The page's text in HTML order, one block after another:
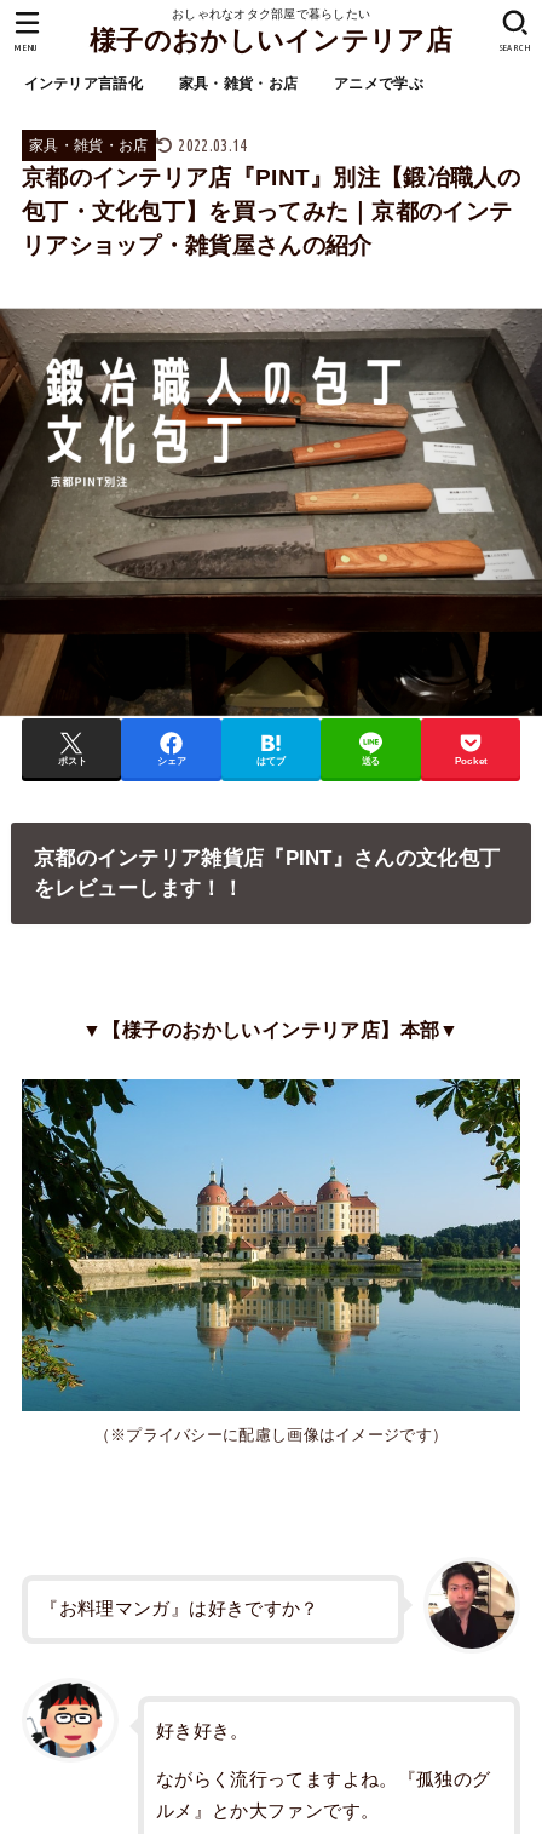
おしゃれなオタク部屋で暮らしたい
様子のおかしいインテリア店
インテリア言語化 家具・雑貨・お店 アニメで学ぶ
SEARCH
MENU
家具・雑貨・お店 2022.03.14
京都のインテリア店『PINT』別注【鍛冶職人の
包丁・文化包丁】を買ってみた｜京都のインテ
リアショップ・雑貨屋さんの紹介
ポスト シェア はてブ 送る Pocket
京都のインテリア雑貨店『PINT』さんの文化包丁
をレビューします！！
▼【様子のおかしいインテリア店】本部▼
（※プライバシーに配慮し画像はイメージです）
『お料理マンガ』は好きですか？
好き好き。
ながらく流行ってますよね。『孤独のグ
ルメ』とか大ファンです。